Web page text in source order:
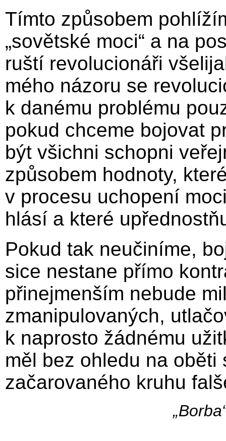
Tímto způsobem
„sovětské moci“ a na
ruští revolucionáři
mého názoru se
k danému problému
pokud chceme bojovat
být všichni schopni
způsobem hodnoty,
v procesu uchopení
hlásí a které
Pokud tak neučiníme,
sice nestane přímo
přinejmenším nebude
zmanipulovaných,
k naprosto žádnému
měl bez ohledu na
začarovaného kruhu